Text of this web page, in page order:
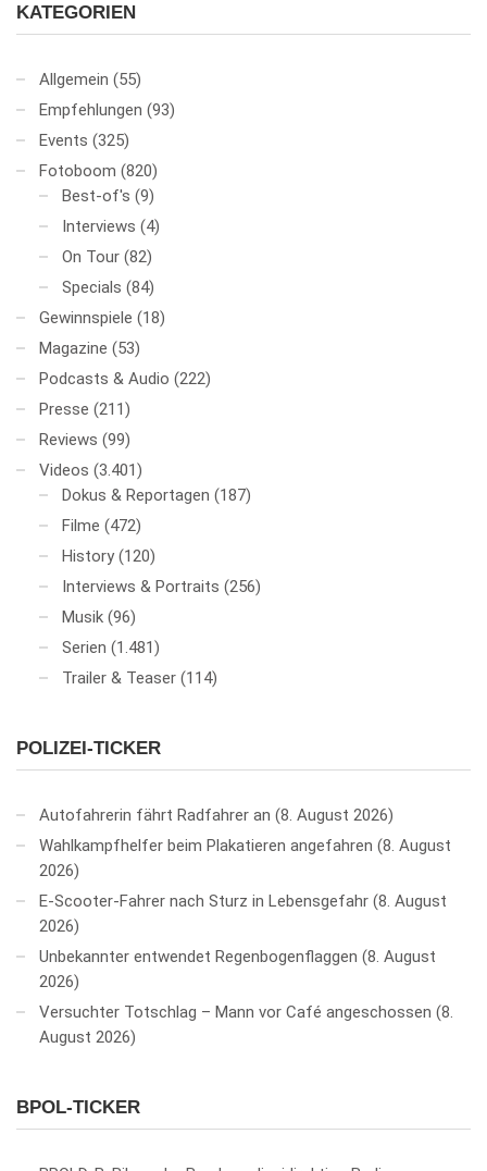
KATEGORIEN
Allgemein (55)
Empfehlungen (93)
Events (325)
Fotoboom (820)
Best-of's (9)
Interviews (4)
On Tour (82)
Specials (84)
Gewinnspiele (18)
Magazine (53)
Podcasts & Audio (222)
Presse (211)
Reviews (99)
Videos (3.401)
Dokus & Reportagen (187)
Filme (472)
History (120)
Interviews & Portraits (256)
Musik (96)
Serien (1.481)
Trailer & Teaser (114)
POLIZEI-TICKER
Autofahrerin fährt Radfahrer an 8. August 2026
Wahlkampfhelfer beim Plakatieren angefahren 8. August
2026
E-Scooter-Fahrer nach Sturz in Lebensgefahr 8. August
2026
Unbekannter entwendet Regenbogenflaggen 8. August
2026
Versuchter Totschlag – Mann vor Café angeschossen 8.
August 2026
BPOL-TICKER